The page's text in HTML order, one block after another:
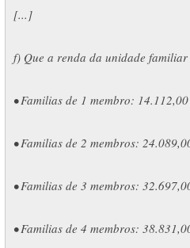
[...]
f) Que a renda da unidade
• Familias de 1 membro:
• Familias de 2 membros:
• Familias de 3 membros:
• Familias de 4 membros: